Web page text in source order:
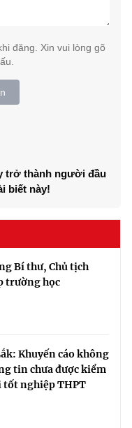
đăng. Xin vui lòng gõ
trở thành người đầu
biết này!
Bí thư, Chủ tịch
trường học
Khuyến cáo không
tin chưa được kiểm
tốt nghiệp THPT